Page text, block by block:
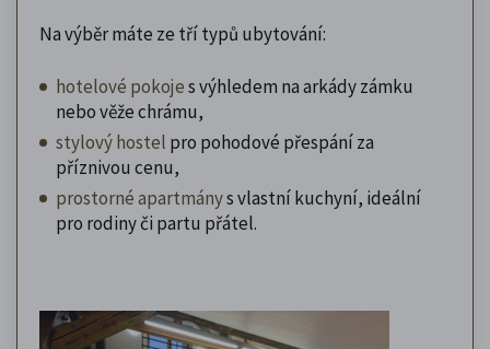
Na výběr máte ze tří typů ubytování:
hotelové pokojes výhledem na arkády zámku
nebo věže chrámu,
stylový hostel pro pohodové přespání za
příznivou cenu,
prostorné apartmánys vlastní kuchyní, ideální
pro rodiny či partu přátel.